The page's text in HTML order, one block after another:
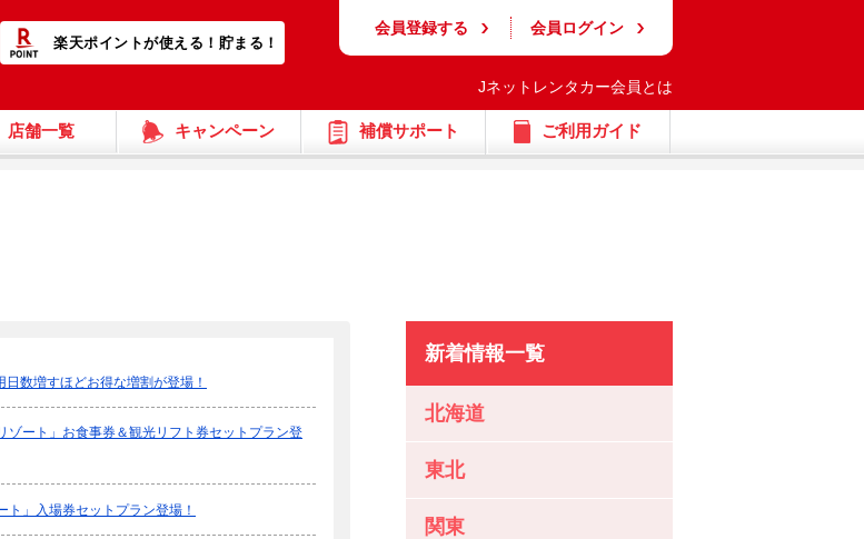
会員登録する 会員ログイン
Jネットレンタカー会員とは
楽天ポイントが使える！貯まる！
店舗一覧 キャンペーン 補償サポート ご利用ガイド
数増すほどお得な増割が登場！
ゾート」お食事券＆観光リフト券セットプラン登
ト」入場券セットプラン登場！
新着情報一覧
北海道
東北
関東